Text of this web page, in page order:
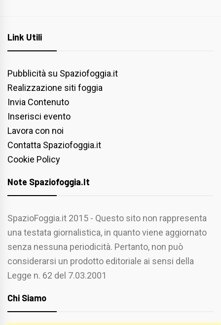
Link Utili
Pubblicità su Spaziofoggia.it
Realizzazione siti foggia
Invia Contenuto
Inserisci evento
Lavora con noi
Contatta Spaziofoggia.it
Cookie Policy
Note Spaziofoggia.it
SpazioFoggia.it 2015 - Questo sito non rappresenta
una testata giornalistica, in quanto viene aggiornato
senza nessuna periodicità. Pertanto, non può
considerarsi un prodotto editoriale ai sensi della
Legge n. 62 del 7.03.2001
Chi Siamo